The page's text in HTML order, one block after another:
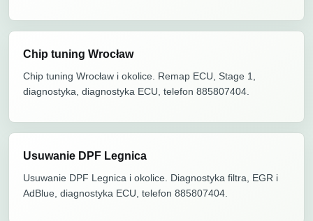
Chip tuning Wrocław
Chip tuning Wrocław i okolice. Remap ECU, Stage 1,
diagnostyka, diagnostyka ECU, telefon 885807404.
Usuwanie DPF Legnica
Usuwanie DPF Legnica i okolice. Diagnostyka filtra, EGR i
AdBlue, diagnostyka ECU, telefon 885807404.